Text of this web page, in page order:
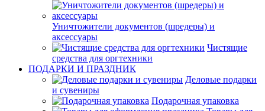
Уничтожители документов (шредеры) и
аксессуары
Чистящие
средства для оргтехники
ПОДАРКИ И ПРАЗДНИК
Деловые подарки
и сувениры
Подарочная упаковка